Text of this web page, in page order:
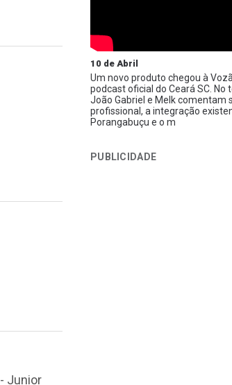
Junior
10 de Abril
Um novo produto chegou à
podcast oficial do Ceará SC. No
João Gabriel e Melk comentam
profissional, a integração
Porangabuçu e o m
PUBLICIDADE